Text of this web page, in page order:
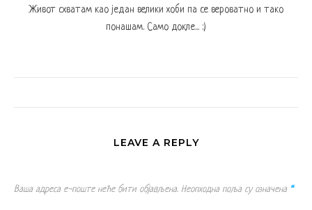
Живот схватам као један велики хоби па се вероватно и тако
понашам. Само докле... :)
LEAVE A REPLY
Ваша адреса е-поште неће бити објављена. Неопходна поља су означена *